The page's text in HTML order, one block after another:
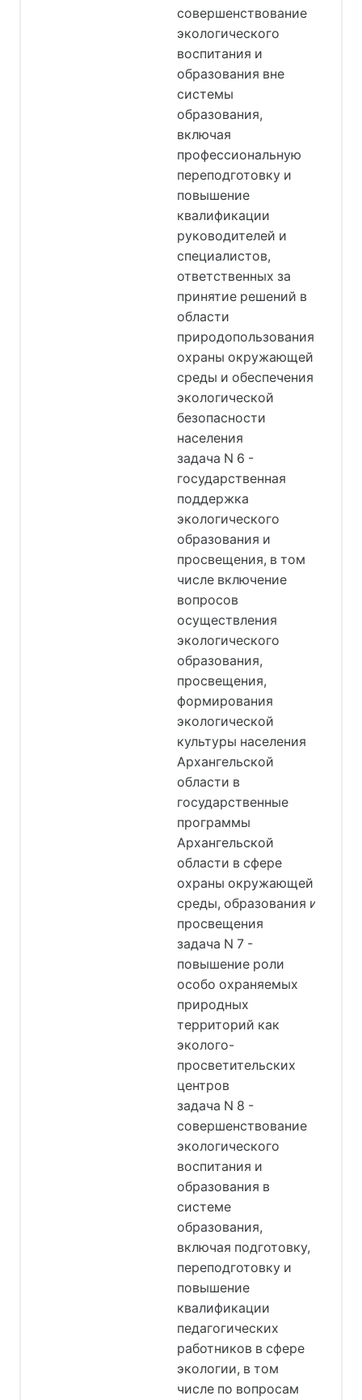
совершенствование
экологического
воспитания и
образования вне
системы
образования,
включая
профессиональную
переподготовку и
повышение
квалификации
руководителей и
специалистов,
ответственных за
принятие решений в
области
природопользования,
охраны окружающей
среды и обеспечения
экологической
безопасности
населения
задача N 6 -
государственная
поддержка
экологического
образования и
просвещения, в том
числе включение
вопросов
осуществления
экологического
образования,
просвещения,
формирования
экологической
культуры населения
Архангельской
области в
государственные
программы
Архангельской
области в сфере
охраны окружающей
среды, образования и
просвещения
задача N 7 -
повышение роли
особо охраняемых
природных
территорий как
эколого-
просветительских
центров
задача N 8 -
совершенствование
экологического
воспитания и
образования в
системе
образования,
включая подготовку,
переподготовку и
повышение
квалификации
педагогических
работников в сфере
экологии, в том
числе по вопросам